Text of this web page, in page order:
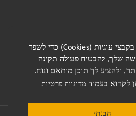
אנו משתמשים בקבצי עוגיות (Cookies) כדי לשפר
שלך, להבטיח פעולה תקינה
ולהציע לך תוכן מותאם ונוח.
לקרוא בעמוד מדיניות פרטיות
הבנתי